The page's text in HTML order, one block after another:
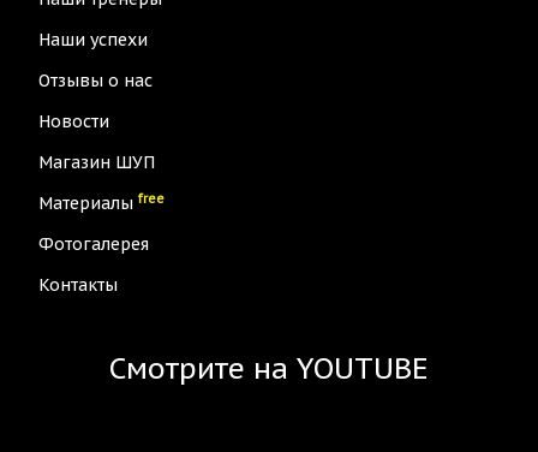
Наши успехи
Отзывы о нас
Новости
Магазин ШУП
Материалы free
Фотогалерея
Контакты
Смотрите на YOUTUBE